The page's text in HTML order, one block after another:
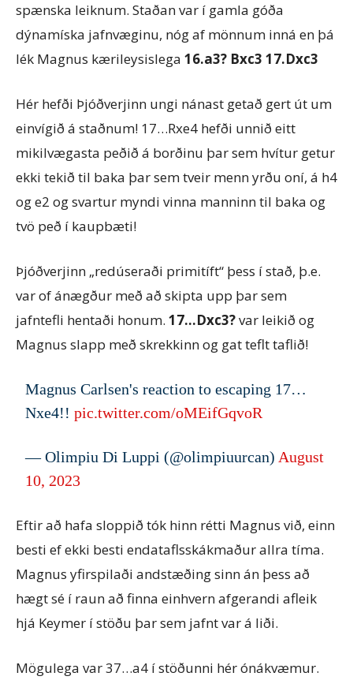
spænska leiknum. Staðan var í gamla góða
dýnamíska jafnvæginu, nóg af mönnum inná en þá
lék Magnus kærileysislega 16.a3? Bxc3 17.Dxc3
Hér hefði Þjóðverjinn ungi nánast getað gert út um
einvígið á staðnum! 17…Rxe4 hefði unnið eitt
mikilvægasta peðið á borðinu þar sem hvítur getur
ekki tekið til baka þar sem tveir menn yrðu oní, á h4
og e2 og svartur myndi vinna manninn til baka og
tvö peð í kaupbæti!
Þjóðverjinn „redúseraði primitíft“ þess í stað, þ.e.
var of ánægður með að skipta upp þar sem
jafntefli hentaði honum. 17…Dxc3?var leikið og
Magnus slapp með skrekkinn og gat teflt taflið!
Magnus Carlsen's reaction to escaping 17…
Nxe4!!pic.twitter.com/oMEifGqvoR
— Olimpiu Di Luppi (@olimpiuurcan) August
10, 2023
Eftir að hafa sloppið tók hinn rétti Magnus við, einn
besti ef ekki besti endataflsskákmaður allra tíma.
Magnus yfirspilaði andstæðing sinn án þess að
hægt sé í raun að finna einhvern afgerandi afleik
hjá Keymer í stöðu þar sem jafnt var á liði.
Mögulega var 37…a4 í stöðunni hér ónákvæmur.